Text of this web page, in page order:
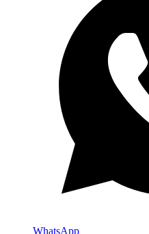
WhatsApp